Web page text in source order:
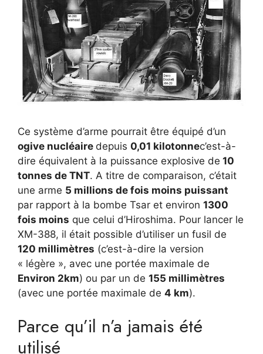
Ce système d’arme pourrait être équipé d’un
ogive nucléaire depuis 0,01 kilotonnec’est-à-
dire équivalent à la puissance explosive de 10
tonnes de TNT. A titre de comparaison, c’était
une arme 5 millions de fois moins puissant
par rapport à la bombe Tsar et environ 1300
fois moins que celui d’Hiroshima. Pour lancer le
XM-388, il était possible d’utiliser un fusil de
120 millimètres (c’est-à-dire la version
« légère », avec une portée maximale de
Environ 2km) ou par un de 155 millimètres
(avec une portée maximale de 4 km).
Parce qu’il n’a jamais été
utilisé